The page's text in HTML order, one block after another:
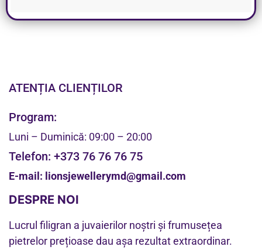
ATENȚIA CLIENȚILOR
Program:
Luni – Duminică: 09:00 – 20:00
Telefon: +373 76 76 76 75
E-mail: lionsjewellerymd@gmail.com
DESPRE NOI
Lucrul filigran a juvaierilor noștri și frumusețea
pietrelor prețioase dau așa rezultat extraordinar.